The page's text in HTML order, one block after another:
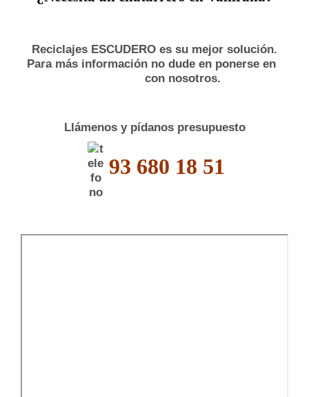
Reciclajes ESCUDERO es su mejor solución.
Para más información no dude en ponerse en
con nosotros.
Llámenos y pídanos presupuesto
93 680 18 51